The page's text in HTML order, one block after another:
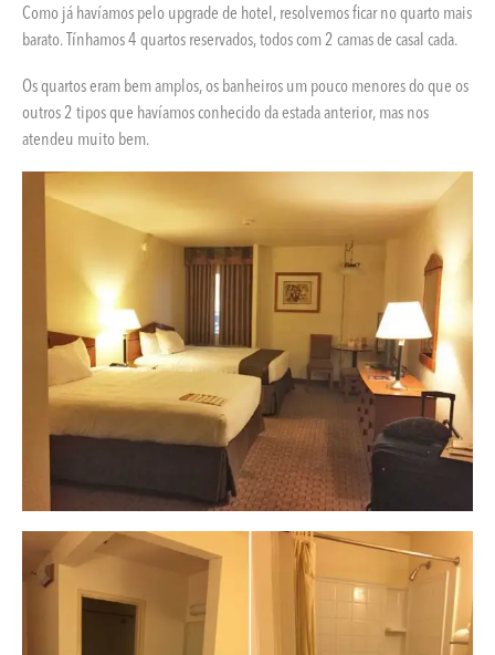
Como já havíamos pelo upgrade de hotel, resolvemos ficar no quarto mais
barato. Tínhamos 4 quartos reservados, todos com 2 camas de casal cada.
Os quartos eram bem amplos, os banheiros um pouco menores do que os
outros 2 tipos que havíamos conhecido da estada anterior, mas nos
atendeu muito bem.